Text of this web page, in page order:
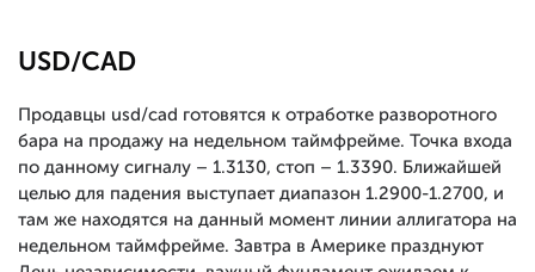
USD/CAD
Продавцы usd/cad готовятся к отработке разворотного
бара на продажу на недельном таймфрейме. Точка входа
по данному сигналу – 1.3130, стоп – 1.3390. Ближайшей
целью для падения выступает диапазон 1.2900-1.2700, и
там же находятся на данный момент линии аллигатора на
недельном таймфрейме. Завтра в Америке празднуют